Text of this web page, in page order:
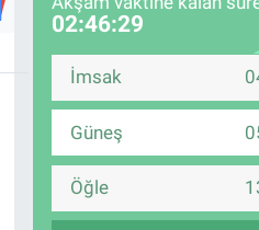
02:46:28
İmsak
Güneş
Öğle